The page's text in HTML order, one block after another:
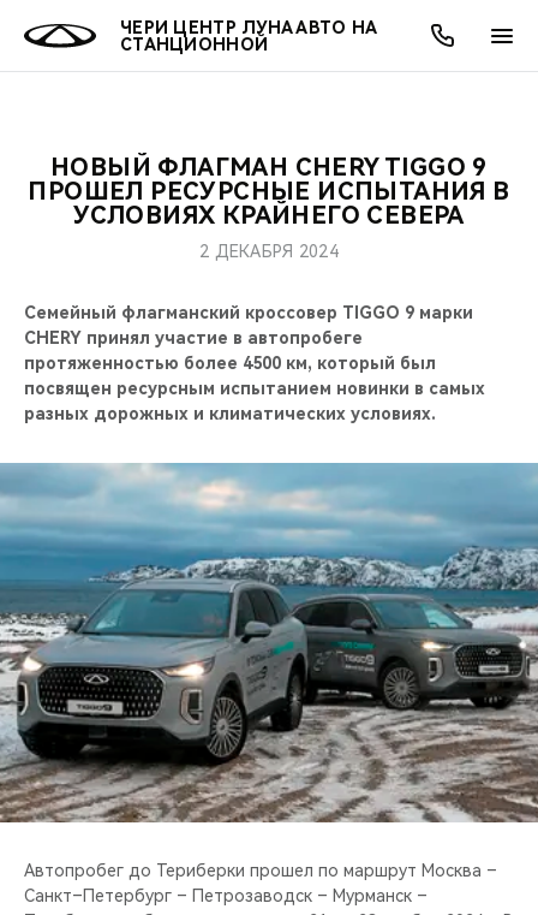
ЧЕРИ ЦЕНТР ЛУНА АВТО НА
СТАНЦИОННОЙ
МОДЕЛИ
КРОССОВЕРЫ
СЕДАНЫ
НОВИНКИ
ПОКУПАТЕЛЯМ
ВЛАДЕЛЬЦАМ
ПОДДЕРЖКА
CHERY CONNECT
МИР CHERY
CHERY В СОЦСЕТЯХ
ЛЮДИ CHERY
БЛАГОТВОРИТЕЛЬНОСТЬ
CHERY REMOTE
CHERY И СПОРТ
НАШИ МЕРОПРИЯТИЯ
ВИДЕООБЗОРЫ
CHERY ДЛЯ ДЕТЕЙ
АКЦИИ
ОНЛАЙН СЕРВИСЫ
О КОМПАНИИ
НОВЫЙ ФЛАГМАН CHERY TIGGO 9
ПРОШЕЛ РЕСУРСНЫЕ ИСПЫТАНИЯ В
УСЛОВИЯХ КРАЙНЕГО СЕВЕРА
2 ДЕКАБРЯ 2024
Семейный флагманский кроссовер TIGGO 9 марки
CHERY принял участие в автопробеге
протяженностью более 4500 км, который был
посвящен ресурсным испытанием новинки в самых
разных дорожных и климатических условиях.
Автопробег до Териберки прошел по маршрут Москва –
Санкт–Петербург – Петрозаводск – Мурманск –